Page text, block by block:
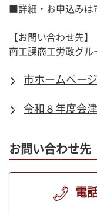
■詳細・お申込みは
【お問い合わせ先】
商工課商工労政グ
市ホームページ
令和８年度会
お問い合わせ先
電